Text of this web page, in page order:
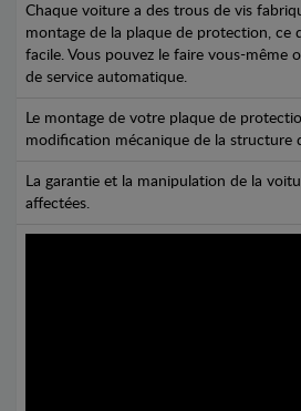
Chaque voiture a des trous de vis
montage de la plaque de protection, ce
facile. Vous pouvez le faire vous-même
de service automatique.
Le montage de votre plaque de
modification mécanique de la structure
La garantie et la manipulation de la
affectées.